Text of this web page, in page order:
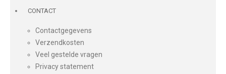
CONTACT
Contactgegevens
Verzendkosten
Veel gestelde vragen
Privacy statement